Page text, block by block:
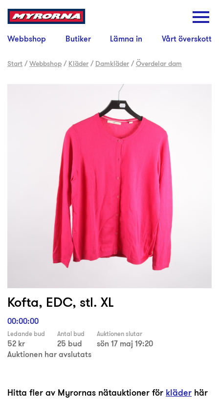
Webbshop Butiker Lämna in Vårt överskott
Start /Webbshop / Kläder / Damkläder /Överdelar dam
Kofta, EDC, stl. XL
00:00:00
Ledande bud
52 kr
Antal bud
25 bud
Auktionen slutar
sön 17 maj 19:20
Auktionen har avslutats
Hitta fler av Myrornas nätauktioner för kläder här